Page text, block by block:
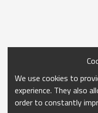
We use cookies to
experience. They also
order to constantly